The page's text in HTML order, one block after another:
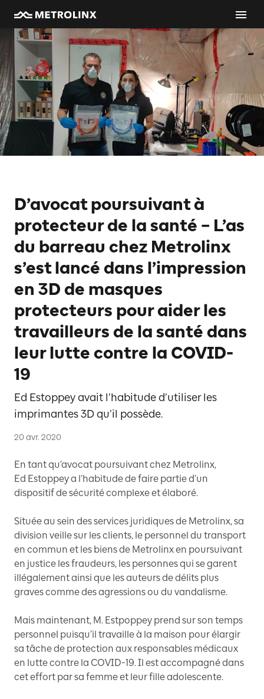
D’avocat poursuivant à
protecteur de la santé – L’as
du barreau chez Metrolinx
s’est lancé dans l’impression
en 3D de masques
protecteurs pour aider les
travailleurs de la santé dans
leur lutte contre la COVID-
19
Ed Estoppey avait l’habitude d’utiliser les
imprimantes 3D qu’il possède.
20 avr. 2020
En tant qu’avocat poursuivant chez Metrolinx,
Ed Estoppey a l’habitude de faire partie d’un
dispositif de sécurité complexe et élaboré.
Située au sein des services juridiques de Metrolinx, sa
division veille sur les clients, le personnel du transport
en commun et les biens de Metrolinx en poursuivant
en justice les fraudeurs, les personnes qui se garent
illégalement ainsi que les auteurs de délits plus
graves comme des agressions ou du vandalisme.
Mais maintenant, M. Estpoppey prend sur son temps
personnel puisqu’il travaille à la maison pour élargir
sa tâche de protection aux responsables médicaux
en lutte contre la COVID-19. Il est accompagné dans
cet effort par sa femme et leur fille adolescente.